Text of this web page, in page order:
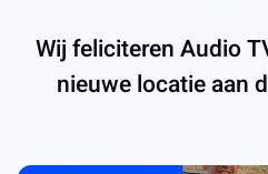
Wij feliciteren Audio
nieuwe locatie aan